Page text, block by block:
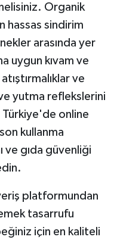
Organik
hassas sindirim
arasında yer
uygun kıvam ve
ve
yutma reflekslerini
Türkiye'de online
kullanma
ve gıda güvenliği
platformundan
tasarrufu
için en kaliteli